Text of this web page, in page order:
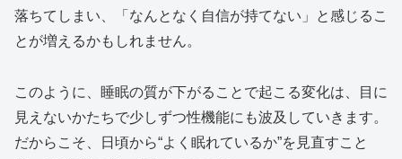
落ちてしまい、「なんとなく自信が持てない」と感じるこ
とが増えるかもしれません。
このように、睡眠の質が下がることで起こる変化は、目に
見えないかたちで少しずつ性機能にも波及していきます。
だからこそ、日頃から“よく眠れているか”を見直すこと